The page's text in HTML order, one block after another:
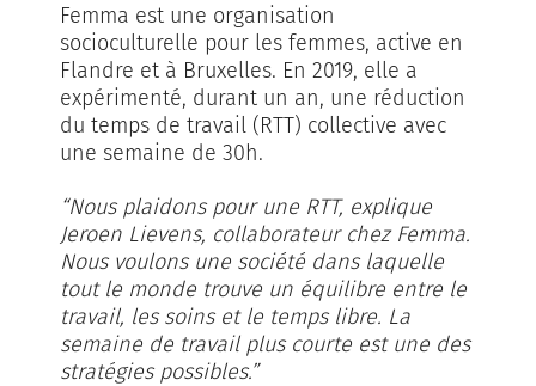
Femma est une organisation
socioculturelle pour les femmes, active en
Flandre et à Bruxelles. En 2019, elle a
expérimenté, durant un an, une réduction
du temps de travail (RTT) collective avec
une semaine de 30h.
“Nous plaidons pour une RTT, explique
Jeroen Lievens, collaborateur chez Femma.
Nous voulons une société dans laquelle
tout le monde trouve un équilibre entre le
travail, les soins et le temps libre. La
semaine de travail plus courte est une des
stratégies possibles.”